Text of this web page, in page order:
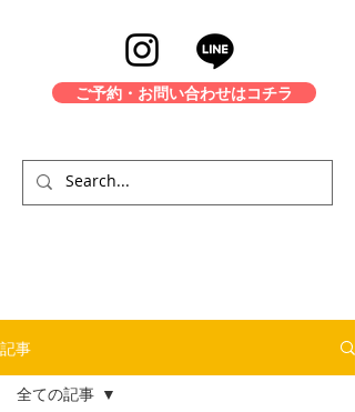
ご予約・お問い合わせはコチラ
記事
全ての記事